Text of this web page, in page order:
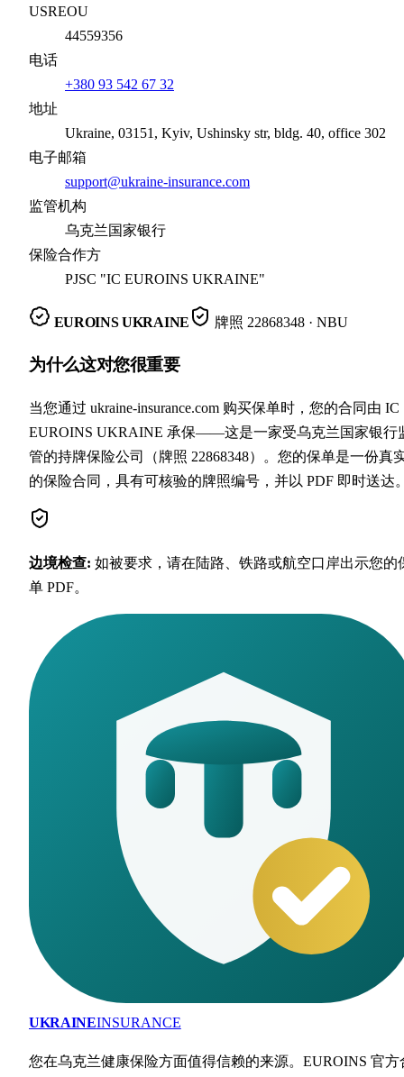
USREOU
44559356
电话
+380 93 542 67 32
地址
Ukraine, 03151, Kyiv, Ushinsky str, bldg. 40, office 302
电子邮箱
support@ukraine-insurance.com
监管机构
乌克兰国家银行
保险合作方
PJSC "IC EUROINS UKRAINE"
EUROINS UKRAINE 牌照 22868348· NBU
为什么这对您很重要
当您通过 ukraine-insurance.com 购买保单时，您的合同由 IC
EUROINS UKRAINE 承保——这是一家受乌克兰国家银行
管的持牌保险公司（牌照 22868348）。您的保单是一份真
的保险合同，具有可核验的牌照编号，并以 PDF 即时送达
边境检查: 如被要求，请在陆路、铁路或航空口岸出示您的
单 PDF。
UKRAINEINSURANCE
您在乌克兰健康保险方面值得信赖的来源。EUROINS 官方